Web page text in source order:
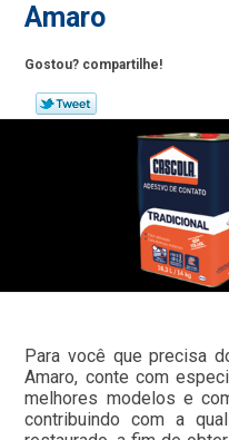
Amaro
Gostou? compartilhe!
Para você que precisa
Amaro, conte com
melhores modelos e
contribuindo com a